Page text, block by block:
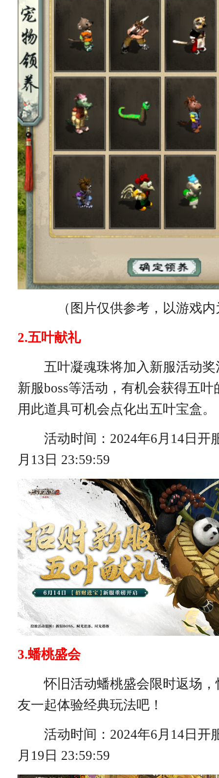
（图片仅供参考，以游戏
2.五叶献礼
五叶凝魂珠将加入新服活动奖
新服boss等活动，有机会获得五
用此道具可机会点化出五叶宝盒。
活动时间：2024年6月14日开
月13日 23:59:59
3.蟠桃盛会
怀旧活动蟠桃盛会限时返场，
友一起体验经典玩法吧！
活动时间：2024年6月14日开
月19日 23:59:59